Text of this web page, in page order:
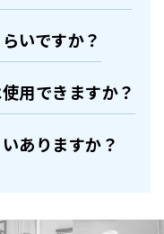
いですか？
⽤できますか？
ありますか？